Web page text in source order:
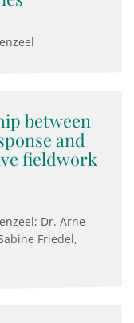
between
and
fieldwork
Dr. Arne
Friedel,